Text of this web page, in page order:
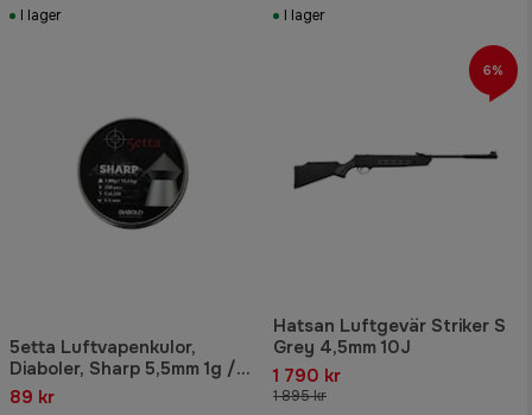
I lager I lager
5etta Luftvapenkulor,
Diaboler, Sharp 5,5mm 1g /
15,43gr 250pcs
89 kr
Hatsan Luftgevär Striker S
Grey 4,5mm 10J
1 790 kr
1 895 kr
6%